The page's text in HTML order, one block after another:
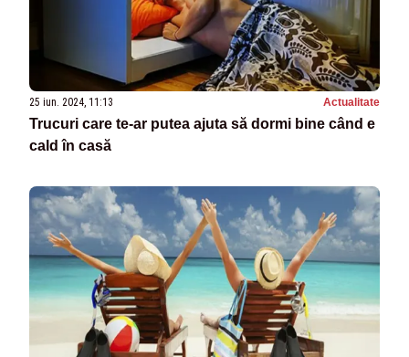
25 iun. 2024, 11:13 Actualitate
Trucuri care te-ar putea ajuta să dormi bine când e
cald în casă